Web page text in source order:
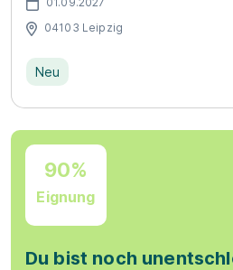
04103 Leipzig
Neu
90%
Eignung
Du bist noch